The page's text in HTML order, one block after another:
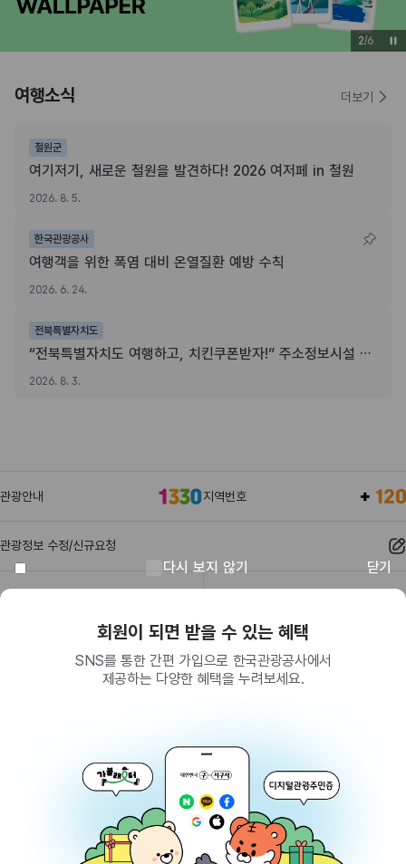
3/6
여행소식
철원군
여기저기, 새로운 철원을 발견하다! 2026 여저페 in 철원
2026. 8. 5.
한국관광공사
여행객을 위한 폭염 대비 온열질환 예방 수칙
2026. 6. 24.
전북특별자치도
“전북특별자치도 여행하고, 치킨쿠폰받자!” 주소정보시설 SNS 인증이벤트
2026. 8. 3.
더보기
다시 보지 않기 닫기
회원이 되면 받을 수 있는 혜택
SNS를 통한 간편 가입으로 한국관광공사에서
제공하는 다양한 혜택을 누려보세요.
관광안내 지역번호
관광정보 수정/신규요청
관광정보
202-81-50707
통신판매업신고
제2009-서울중구-1234호